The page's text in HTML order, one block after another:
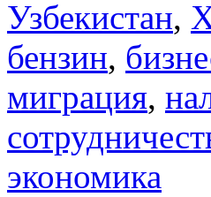
Узбекистан,
бензин,
миграция,
экономика